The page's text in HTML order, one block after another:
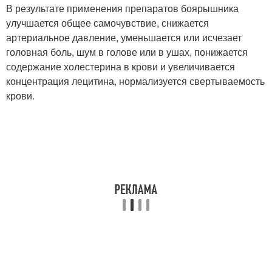
В результате применения препаратов боярышника
улучшается общее самочувствие, снижается
артериальное давление, уменьшается или исчезает
головная боль, шум в голове или в ушах, понижается
содержание холестерина в крови и увеличивается
концентрация лецитина, нормализуется свертываемость
крови.